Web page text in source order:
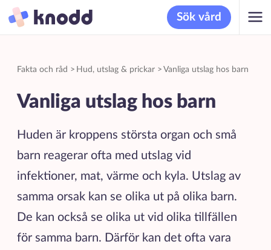
Sök vård
Fakta och råd > Hud, utslag & prickar > Vanliga utslag hos barn
Vanliga utslag hos barn
Huden är kroppens största organ och små
barn reagerar ofta med utslag vid
infektioner, mat, värme och kyla. Utslag av
samma orsak kan se olika ut på olika barn.
De kan också se olika ut vid olika tillfällen
för samma barn. Därför kan det ofta vara